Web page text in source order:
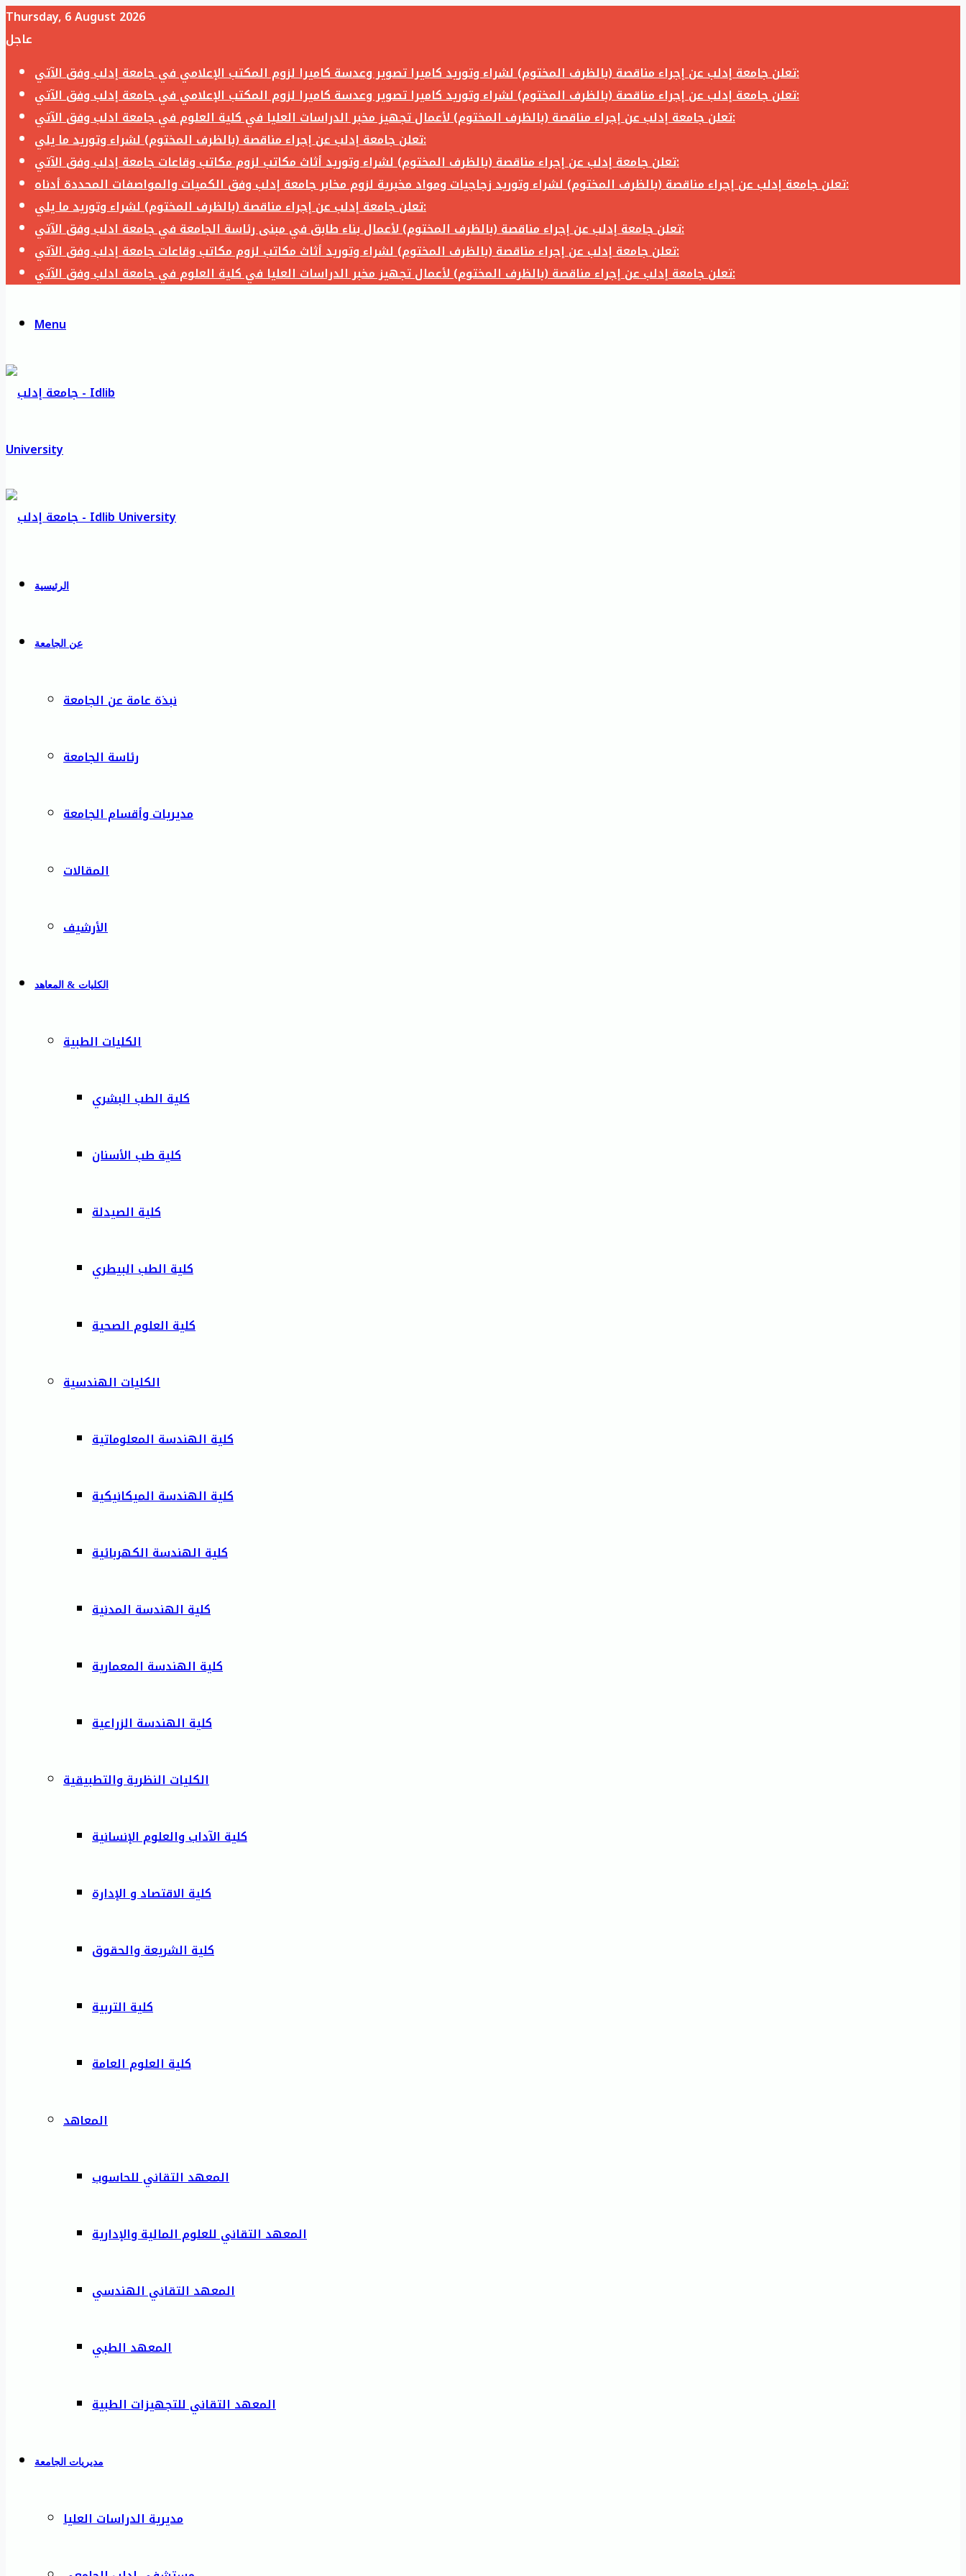
Thursday, 6 August 2026
عاجل
تعلن جامعة إدلب عن إجراء مناقصة (بالظرف المختوم) لشراء وتوريد كاميرا تصوير وعدسة كاميرا لزوم المكتب الإعلامي في جامعة إدلب وفق الآتي:
تعلن جامعة إدلب عن إجراء مناقصة (بالظرف المختوم) لشراء وتوريد كاميرا تصوير وعدسة كاميرا لزوم المكتب الإعلامي في جامعة إدلب وفق الآتي:
تعلن جامعة إدلب عن إجراء مناقصة (بالظرف المختوم) لأعمال تجهيز مخبر الدراسات العليا في كلية العلوم في جامعة ادلب وفق الآتي:
تعلن جامعة إدلب عن إجراء مناقصة (بالظرف المختوم) لشراء وتوريد ما يلي:
تعلن جامعة إدلب عن إجراء مناقصة (بالظرف المختوم) لشراء وتوريد أثاث مكاتب لزوم مكاتب وقاعات جامعة إدلب وفق الآتي:
تعلن جامعة إدلب عن إجراء مناقصة (بالظرف المختوم) لشراء وتوريد زجاجيات ومواد مخبرية لزوم مخابر جامعة إدلب وفق الكميات والمواصفات المحددة أدناه:
تعلن جامعة إدلب عن إجراء مناقصة (بالظرف المختوم) لشراء وتوريد ما يلي:
تعلن جامعة إدلب عن إجراء مناقصة (بالظرف المختوم) لأعمال بناء طابق في مبنى رئاسة الجامعة في جامعة ادلب وفق الآتي:
تعلن جامعة إدلب عن إجراء مناقصة (بالظرف المختوم) لشراء وتوريد أثاث مكاتب لزوم مكاتب وقاعات جامعة إدلب وفق الآتي:
تعلن جامعة إدلب عن إجراء مناقصة (بالظرف المختوم) لأعمال تجهيز مخبر الدراسات العليا في كلية العلوم في جامعة ادلب وفق الآتي:
Menu
الرئيسية
عن الجامعة
نبذة عامة عن الجامعة
رئاسة الجامعة
مديريات وأقسام الجامعة
المقالات
الأرشيف
الكليات & المعاهد
الكليات الطبية
كلية الطب البشري
كلية طب الأسنان
كلية الصيدلة
كلية الطب البيطري
كلية العلوم الصحية
الكليات الهندسية
كلية الهندسة المعلوماتية
كلية الهندسة الميكانيكية
كلية الهندسة الكهربائية
كلية الهندسة المدنية
كلية الهندسة المعمارية
كلية الهندسة الزراعية
الكليات النظرية والتطبيقية
كلية الآداب والعلوم الإنسانية
كلية الاقتصاد و الإدارة
كلية الشريعة والحقوق
كلية التربية
كلية العلوم العامة
المعاهد
المعهد التقاني للحاسوب
المعهد التقاني للعلوم المالية والإدارية
المعهد التقاني الهندسي
المعهد الطبي
المعهد التقاني للتجهيزات الطبية
مديريات الجامعة
مديرية الدراسات العليا